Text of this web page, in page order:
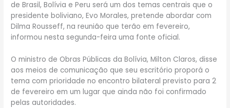
de Brasil, Bolívia e Peru será um dos temas centrais que o
presidente boliviano, Evo Morales, pretende abordar com
Dilma Rousseff, na reunião que terão em fevereiro,
informou nesta segunda-feira uma fonte oficial.
O ministro de Obras Públicas da Bolívia, Milton Claros, disse
aos meios de comunicação que seu escritório proporá o
tema com prioridade no encontro bilateral previsto para 2
de fevereiro em um lugar que ainda não foi confirmado
pelas autoridades.